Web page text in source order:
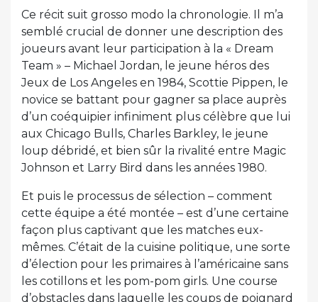
Ce récit suit grosso modo la chronologie. Il m’a
semblé crucial de donner une description des
joueurs avant leur participation à la « Dream
Team » – Michael Jordan, le jeune héros des
Jeux de Los Angeles en 1984, Scottie Pippen, le
novice se battant pour gagner sa place auprès
d’un coéquipier infiniment plus célèbre que lui
aux Chicago Bulls, Charles Barkley, le jeune
loup débridé, et bien sûr la rivalité entre Magic
Johnson et Larry Bird dans les années 1980.
Et puis le processus de sélection – comment
cette équipe a été montée – est d’une certaine
façon plus captivant que les matches eux-
mêmes. C’était de la cuisine politique, une sorte
d’élection pour les primaires à l’américaine sans
les cotillons et les pom-pom girls. Une course
d’obstacles dans laquelle les coups de poignard